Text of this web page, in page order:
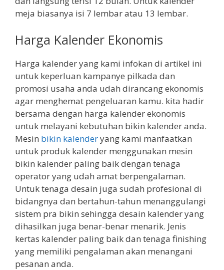
meja biasanya isi 7 lembar atau 13 lembar.
Harga Kalender Ekonomis
Harga kalender yang kami infokan di artikel ini
untuk keperluan kampanye pilkada dan
promosi usaha anda udah dirancang ekonomis
agar menghemat pengeluaran kamu. kita hadir
bersama dengan harga kalender ekonomis
untuk melayani kebutuhan bikin kalender anda.
Mesin bikin kalenderyang kami manfaatkan
untuk produk kalender menggunakan mesin
bikin kalender paling baik dengan tenaga
operator yang udah amat berpengalaman.
Untuk tenaga desain juga sudah profesional di
bidangnya dan bertahun-tahun menanggulangi
sistem pra bikin sehingga desain kalender yang
dihasilkan juga benar-benar menarik. Jenis
kertas kalender paling baik dan tenaga finishing
yang memiliki pengalaman akan menangani
pesanan anda.